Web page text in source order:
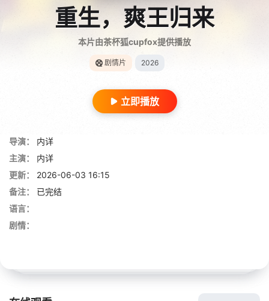
重生，爽王归来
本片由茶杯狐cupfox提供播放
剧情片 2026
立即播放
导演：
内详
主演：
内详
更新：
2026-06-03 16:15
备注：
已完结
语言：
剧情：